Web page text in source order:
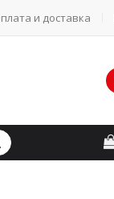
и доставка